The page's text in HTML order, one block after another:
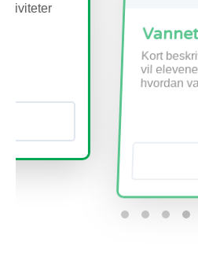
Kort beskrivelse I dette
vil elevene lære om vannets
hvordan vannets kretsløp...